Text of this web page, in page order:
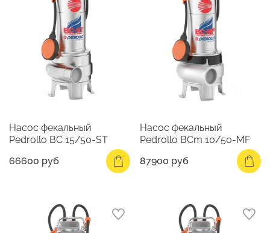
Насос фекальный
Pedrollo BC 15/50-ST
66600 руб
Насос фекальный
Pedrollo BCm 10/50-MF
87900 руб